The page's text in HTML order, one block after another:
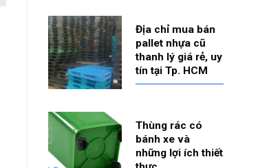
Địa chỉ mua bán
pallet nhựa cũ
thanh lý giá rẻ, uy
tín tại Tp. HCM
Thùng rác có
bánh xe và
những lợi ích thiết